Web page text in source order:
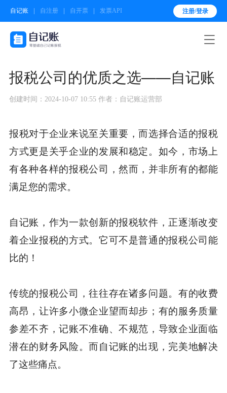
自记账 自注册 自开票 发票API 注册/登录

报税公司的优质之选——自记账
创建时间：2024-10-07 10:55 作者：自记账运营部
报税对于企业来说至关重要，而选择合适的报税
方式更是关乎企业的发展和稳定。如今，市场上
有各种各样的报税公司，然而，并非所有的都能
满足您的需求。
自记账，作为一款创新的报税软件，正逐渐改变
着企业报税的方式。它可不是普通的报税公司能
比的！
传统的报税公司，往往存在诸多问题。有的收费
高昂，让许多小微企业望而却步；有的服务质量
参差不齐，记账不准确、不规范，导致企业面临
潜在的财务风险。而自记账的出现，完美地解决
了这些痛点。